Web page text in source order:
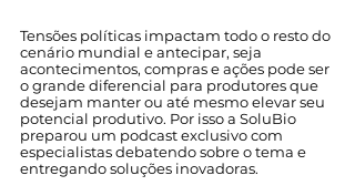
Tensões políticas impactam todo o resto do
cenário mundial e antecipar, seja
acontecimentos, compras e ações pode ser
o grande diferencial para produtores que
desejam manter ou até mesmo elevar seu
potencial produtivo. Por isso a SoluBio
preparou um podcast exclusivo com
especialistas debatendo sobre o tema e
entregando soluções inovadoras.